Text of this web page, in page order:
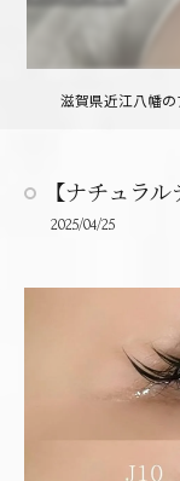
【ナチュラ
2025/04/25